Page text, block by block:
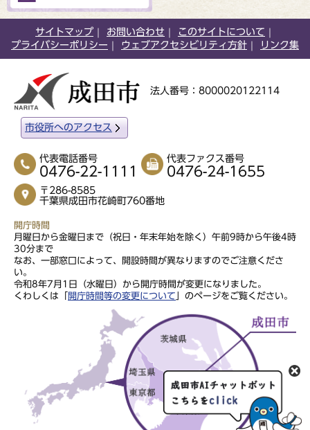
サイトマップ お問い合わせ
このサイトについて
プライバシーポリシー
ウェブアクセシビリティ方針 リンク集
法人番号：8000020122114
市役所へのアクセス
代表電話番号
0476-22-1111
代表ファクス番号
0476-24-1655
〒286-8585
千葉県成田市花崎町760番地
開庁時間
月曜日から金曜日まで（祝日・年末年始を除く）午前9時から午後4時
30分まで
なお、一部窓口によって、開設時間が異なりますのでご注意くださ
い。
令和8年7月1日（水曜日）から開庁時間が変更になりました。
くわしくは「
開庁時間等の変更について 」のページをご覧ください。